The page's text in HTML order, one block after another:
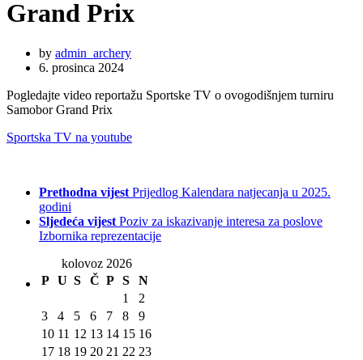
Grand Prix
by admin_archery
6. prosinca 2024
Pogledajte video reportažu Sportske TV o ovogodišnjem turniru
Samobor Grand Prix
Sportska TV na youtube
Prethodna vijest Prijedlog Kalendara natjecanja u 2025.
godini
Sljedeća vijest Poziv za iskazivanje interesa za poslove
Izbornika reprezentacije
kolovoz 2026
P U S Č P S
N
1
2
3
4 5 6 7 8
9
10 11 12 13 14 15 16
17 18 19 20 21 22 23